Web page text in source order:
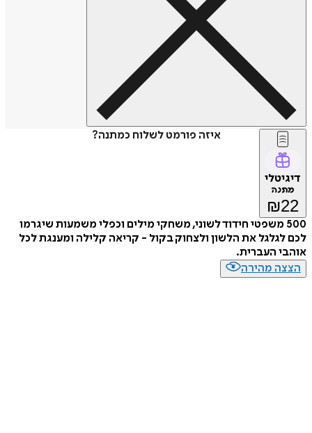
איזה פורמט לשלוח כמתנה?
דיגיטלי
מתנה
₪22
500 משפטי חידוד לשוני, משחקי מילים וכפלי משמעות שיגרמו
לכם לגלגל את הלשון ולצחוק בקול - קריאה קלילה ומענגת לכל
אוהבי העברית.
הצצה מהירה